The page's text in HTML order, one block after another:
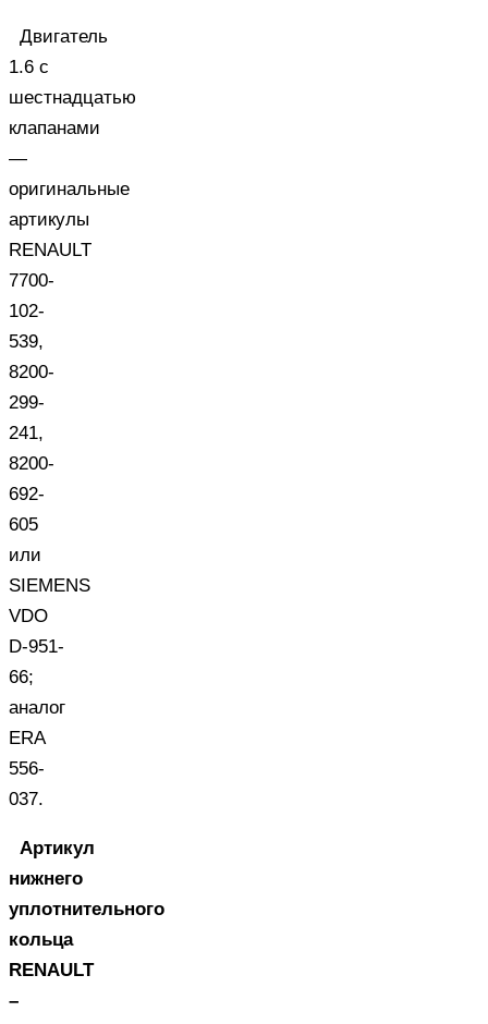
Двигатель
1.6 с
шестнадцатью
клапанами
—
оригинальные
артикулы
RENAULT
7700-
102-
539,
8200-
299-
241,
8200-
692-
605
или
SIEMENS
VDO
D-951-
66;
аналог
ERA
556-
037.
Артикул
нижнего
уплотнительного
кольца
RENAULT
–